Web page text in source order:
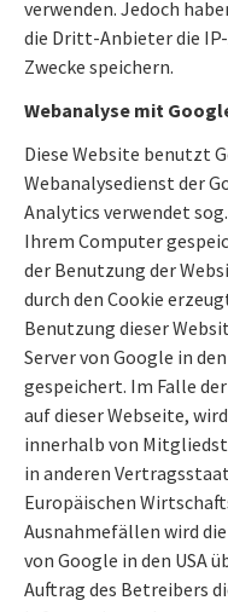
verwenden. Jedoch
die Dritt-Anbieter die
Zwecke speichern.
Webanalyse mit
Diese Website benutzt
Webanalysedienst der
Analytics verwendet
Ihrem Computer
der Benutzung der
durch den Cookie
Benutzung dieser
Server von Google in
gespeichert. Im Falle
auf dieser Webseite,
innerhalb von
in anderen
Europäischen
Ausnahmefällen wird
von Google in den USA
Auftrag des Betreibers